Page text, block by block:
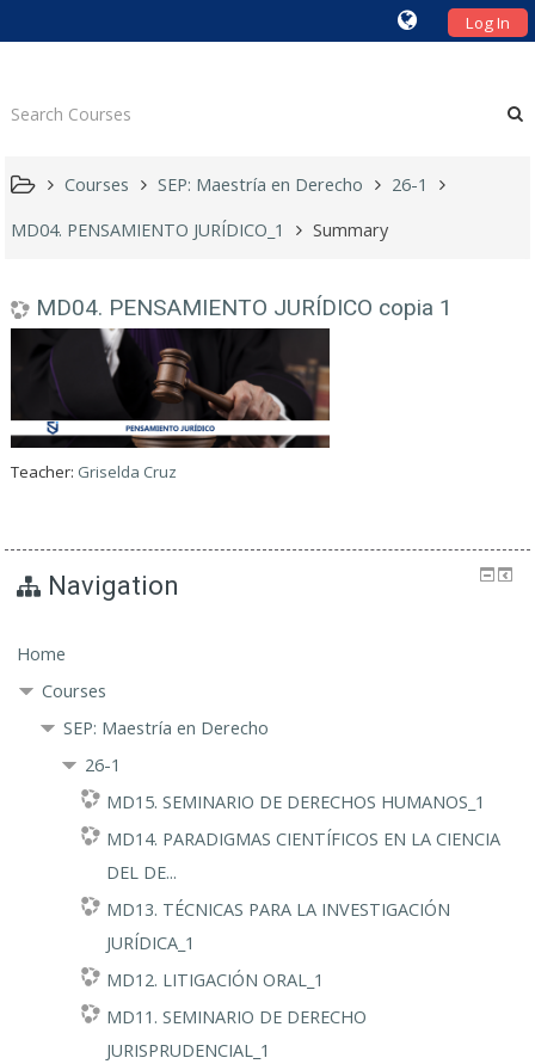
Log In
Courses SEP: Maestría en Derecho
26-1
MD04. PENSAMIENTO JURÍDICO_1
Summary
MD04. PENSAMIENTO JURÍDICO copia 1
Teacher: Griselda Cruz
Navigation
Home
Courses
SEP: Maestría en Derecho
26-1
MD15. SEMINARIO DE DERECHOS HUMANOS_1
MD14. PARADIGMAS CIENTÍFICOS EN LA CIENCIA
DEL DE...
MD13. TÉCNICAS PARA LA INVESTIGACIÓN
JURÍDICA_1
MD12. LITIGACIÓN ORAL_1
MD11. SEMINARIO DE DERECHO
JURISPRUDENCIAL_1